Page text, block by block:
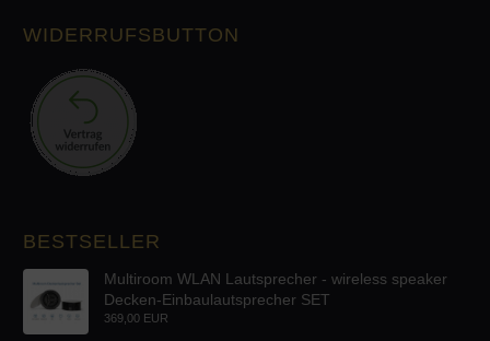
WIDERRUFSBUTTON
BESTSELLER
Multiroom WLAN Lautsprecher - wireless speaker
Decken-Einbaulautsprecher SET
369,00 EUR